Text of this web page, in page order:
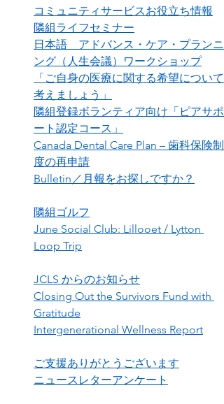
コミュニティサービスお役立ち情報
隣組ライフセミナー
日本語　アドバンス・ケア・プランニ
ング（人生会議）ワークショップ
「ご自身の医療に関する希望について
考えましょう」
隣組登録ボランティア向け「ピアサポ
ート認定コース」
Canada Dental Care Plan – 歯科保険制
度の再申請
Bulletin／月報をお探しですか？
隣組ゴルフ
June Social Club: Lillooet / Lytton
Loop Trip
JCLS からのお知らせ
Closing Out the Survivors Fund with
Gratitude
Intergenerational Wellness Report
ご支援ありがとうございます
ニュースレターアンケート